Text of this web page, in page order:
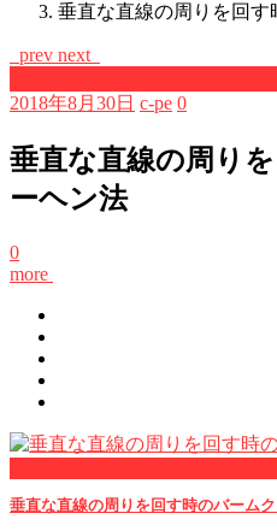
垂直な直線の周りを回
prev next
2018年8月30日 c-pe 0
垂直な直線の周り
ーヘン法
0
more
垂直な直線の周りを回す時のバーム